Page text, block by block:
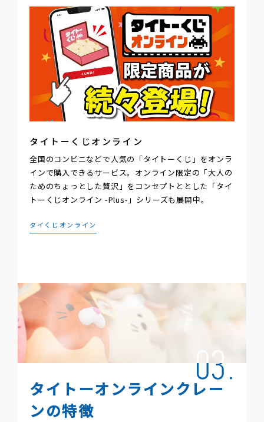
タイトーくじオンライン
全国のコンビニなどで人気の「タイトーくじ」をオンラ
インで購入できるサービス。オンライン限定の「大人の
ためのちょっとした贅沢」をコンセプトととした「タイ
トーくじオンライン -Plus-」シリーズも展開中。
タイくじオンライン
タイトーオンラインクレー
ンの特徴